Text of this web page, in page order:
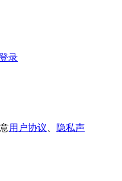
录
用户协议
隐私声